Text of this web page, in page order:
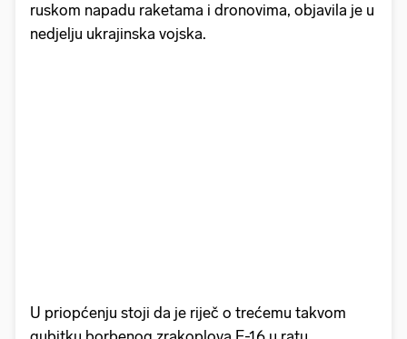
ruskom napadu raketama i dronovima, objavila je u
nedjelju ukrajinska vojska.
U priopćenju stoji da je riječ o trećemu takvom